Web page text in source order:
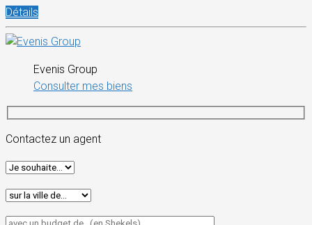
Détails
Evenis Group
Consulter mes biens
Contactez un agent